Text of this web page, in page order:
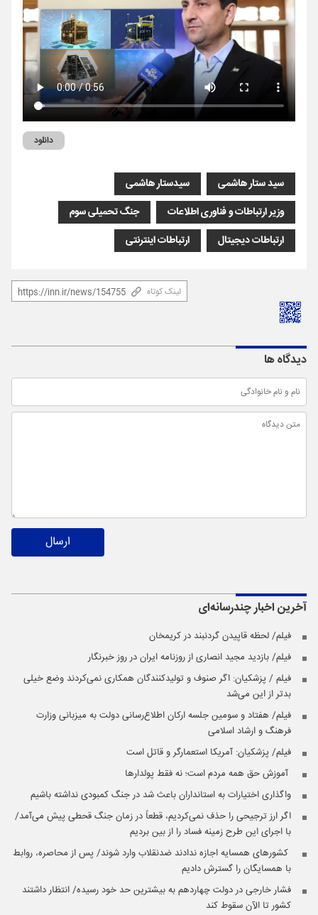
دانلود
سید ستار هاشمی
سیدستار هاشمی
وزیر ارتباطات و فناوری اطلاعات
جنگ تحمیلی سوم
ارتباطات دیجیتال
ارتباطات اینترنتی
لینک کوتاه
دیدگاه ها
ارسال
آخرین اخبارچندرسانه‌ای
فیلم/ لحظه قاپیدن گردنبند در کریمخان
فیلم/ بازدید مجید انصاری از روزنامه ایران در روز خبرنگار
فیلم / پزشکیان: اگر صنوف و تولیدکنندگان همکاری نمی‌‌کردند وضع خیلی
بدتر از این می‌شد
فیلم/ هفتاد و سومین جلسه ارکان اطلاع‌رسانی دولت به میزبانی وزارت
فرهنگ و ارشاد اسلامی
فیلم/ پزشکیان: آمریکا استعمارگر و قاتل است
️ آموزش حق همه مردم است؛ نه فقط پولدارها
واگذاری اختیارات به استانداران باعث شد در جنگ کمبودی نداشته باشیم
اگر ارز ترجیحی را حذف نمی‌کردیم، قطعاً در زمان جنگ قحطی پیش می‌آمد/
با اجرای این طرح زمینه فساد را از بین بردیم
️ کشورهای همسایه اجازه ندادند ضدنقلاب وارد شوند/ پس از محاصره، روابط
با همسایگان را گسترش دادیم
فشار خارجی در دولت چهاردهم به بیشترین حد خود رسیده/ انتظار داشتند
کشور تا الآن سقوط کند